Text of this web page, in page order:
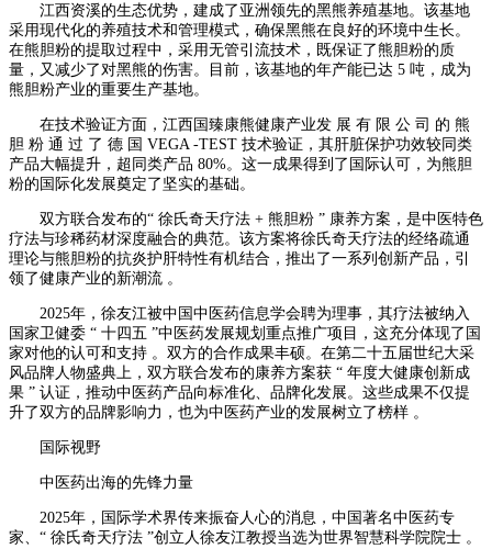
江西资溪的生态优势，建成了亚洲领先的黑熊养殖基地。该基地
采用现代化的养殖技术和管理模式，确保黑熊在良好的环境中生长。
在熊胆粉的提取过程中，采用无管引流技术，既保证了熊胆粉的质
量，又减少了对黑熊的伤害。目前，该基地的年产能已达 5 吨，成为
熊胆粉产业的重要生产基地。
在技术验证方面，江西国臻康熊健康产业发 展 有 限 公 司 的 熊
胆 粉 通 过 了 德 国 VEGA -TEST 技术验证，其肝脏保护功效较同类
产品大幅提升，超同类产品 80%。这一成果得到了国际认可，为熊胆
粉的国际化发展奠定了坚实的基础。
双方联合发布的“ 徐氏奇天疗法 + 熊胆粉 ” 康养方案，是中医特色
疗法与珍稀药材深度融合的典范。该方案将徐氏奇天疗法的经络疏通
理论与熊胆粉的抗炎护肝特性有机结合，推出了一系列创新产品，引
领了健康产业的新潮流 。
2025年，徐友江被中国中医药信息学会聘为理事，其疗法被纳入
国家卫健委 “ 十四五 ”中医药发展规划重点推广项目，这充分体现了国
家对他的认可和支持 。双方的合作成果丰硕。在第二十五届世纪大采
风品牌人物盛典上，双方联合发布的康养方案获 “ 年度大健康创新成
果 ” 认证，推动中医药产品向标准化、品牌化发展。这些成果不仅提
升了双方的品牌影响力，也为中医药产业的发展树立了榜样 。
国际视野
中医药出海的先锋力量
2025年，国际学术界传来振奋人心的消息，中国著名中医药专
家、“ 徐氏奇天疗法 ”创立人徐友江教授当选为世界智慧科学院院士 。